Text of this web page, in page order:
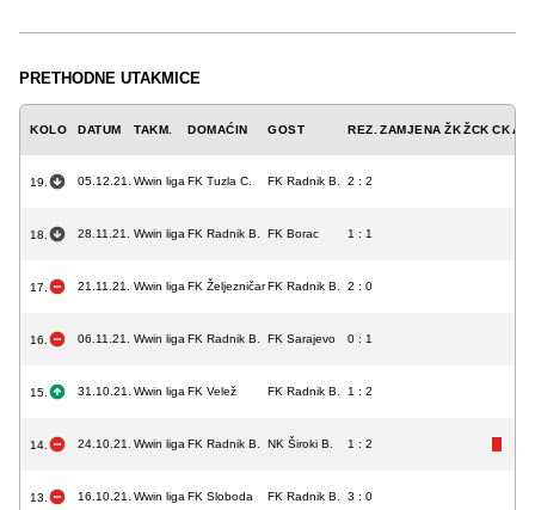
PRETHODNE UTAKMICE
KOLO DATUM TAKM. DOMAĆIN GOST REZ. ZAMJENA ŽKŽCK CKA
19. 05.12.21. Wwin liga FK Tuzla C. FK Radnik B. 2 : 2
18. 28.11.21. Wwin liga FK Radnik B. FK Borac 1 : 1
17. 21.11.21. Wwin liga FK ŽeljezničarFK Radnik B. 2 : 0
16. 06.11.21. Wwin liga FK Radnik B. FK Sarajevo 0 : 1
15. 31.10.21. Wwin liga FK Velež FK Radnik B. 1 : 2
14. 24.10.21. Wwin liga FK Radnik B. NK Široki B. 1 : 2
13. 16.10.21. Wwin liga FK Sloboda FK Radnik B. 3 : 0